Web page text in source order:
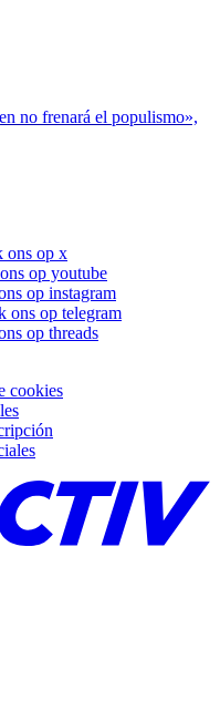
no frenará el populismo»,
ons op x
op youtube
op instagram
ons op telegram
op threads
cookies